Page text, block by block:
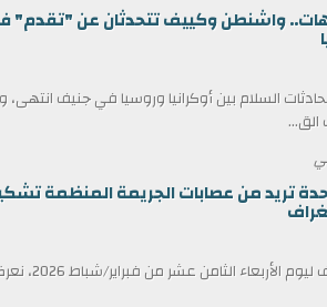
واشنطن وكييف تتحدثان عن "تقدم"
السلام بين أوكرانيا وروسيا في جنيف
تريد من عصابات الجريمة المنظمة
في عناوين